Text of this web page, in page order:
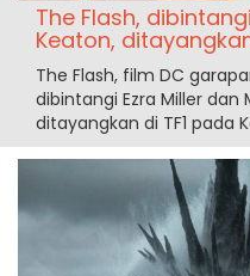
The Flash,
Keaton,
The Flash, film DC
dibintangi Ezra Miller dan
ditayangkan di TF1 pada